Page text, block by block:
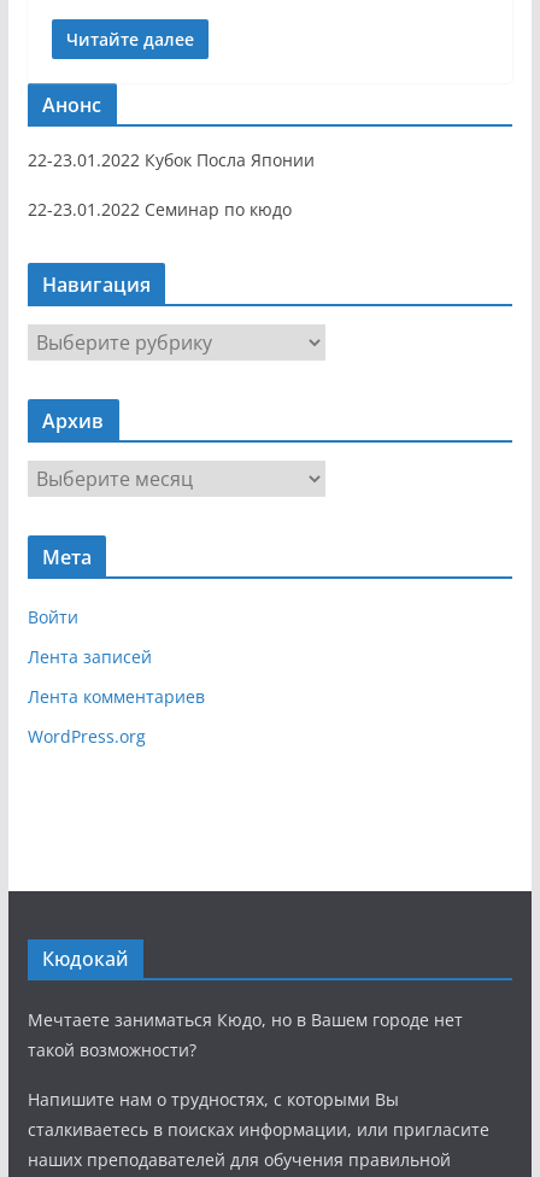
Читайте далее
Анонс
22-23.01.2022 Кубок Посла Японии
22-23.01.2022 Семинар по кюдо
Навигация
Н
а
в
г
я
Архив
р
х
Мета
Войти
Лента записей
Лента комментариев
WordPress.org
Кюдокай
Мечтаете заниматься Кюдо, но в Вашем городе нет
такой возможности?
Напишите нам о трудностях, с которыми Вы
сталкиваетесь в поисках информации, или пригласите
наших преподавателей для обучения правильной